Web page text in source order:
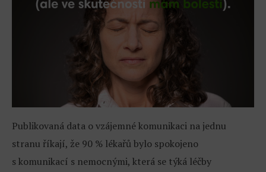
Publikovaná data o vzájemné komunikaci na jednu
stranu říkají, že 90 % lékařů bylo spokojeno
s komunikací s nemocnými, která se týká léčby